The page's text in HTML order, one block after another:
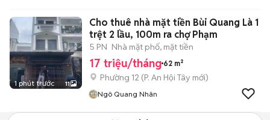
1 phút trước 11
Cho thuê nhà mặt tiền Bùi Quang Là 1
trệt 2 lầu, 100m ra chợ Phạm
5 PN Nhà mặt phố, mặt tiền
17 triệu/tháng 62 m²
Phường 12 (P. An Hội Tây mới)
Ngô Quang Nhân